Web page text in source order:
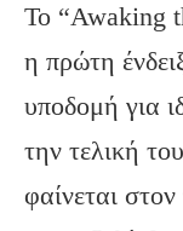
Το “Awaking
η πρώτη
υποδομή για
την τελική
φαίνεται